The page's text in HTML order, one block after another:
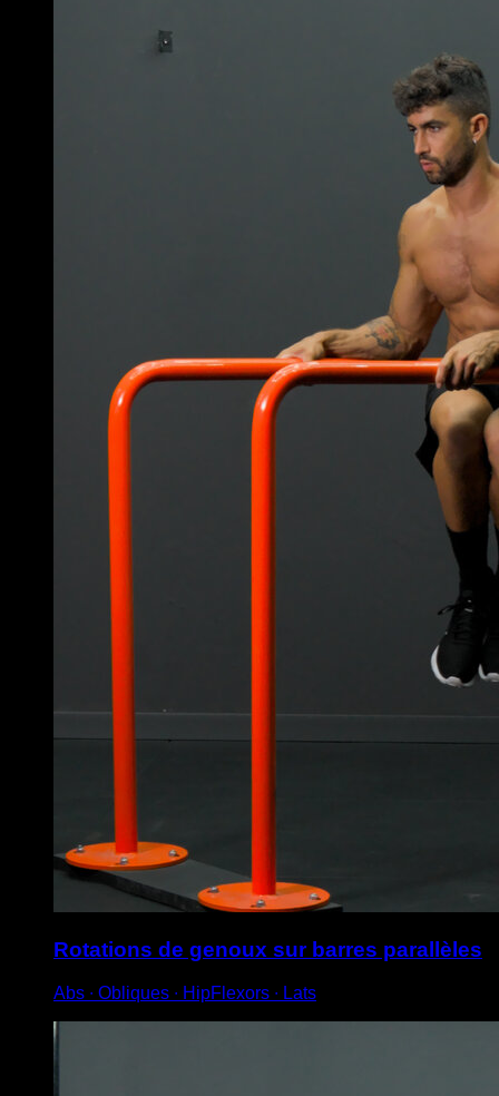
Rotations de genoux sur barres parallèles
Abs ∙ Obliques ∙ HipFlexors ∙ Lats